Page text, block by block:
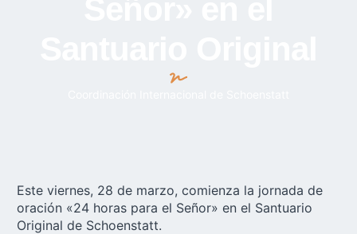
Este viernes, 28 de marzo, comienza la jornada de
oración «24 horas para el Señor» en el Santuario
Original de Schoenstatt.